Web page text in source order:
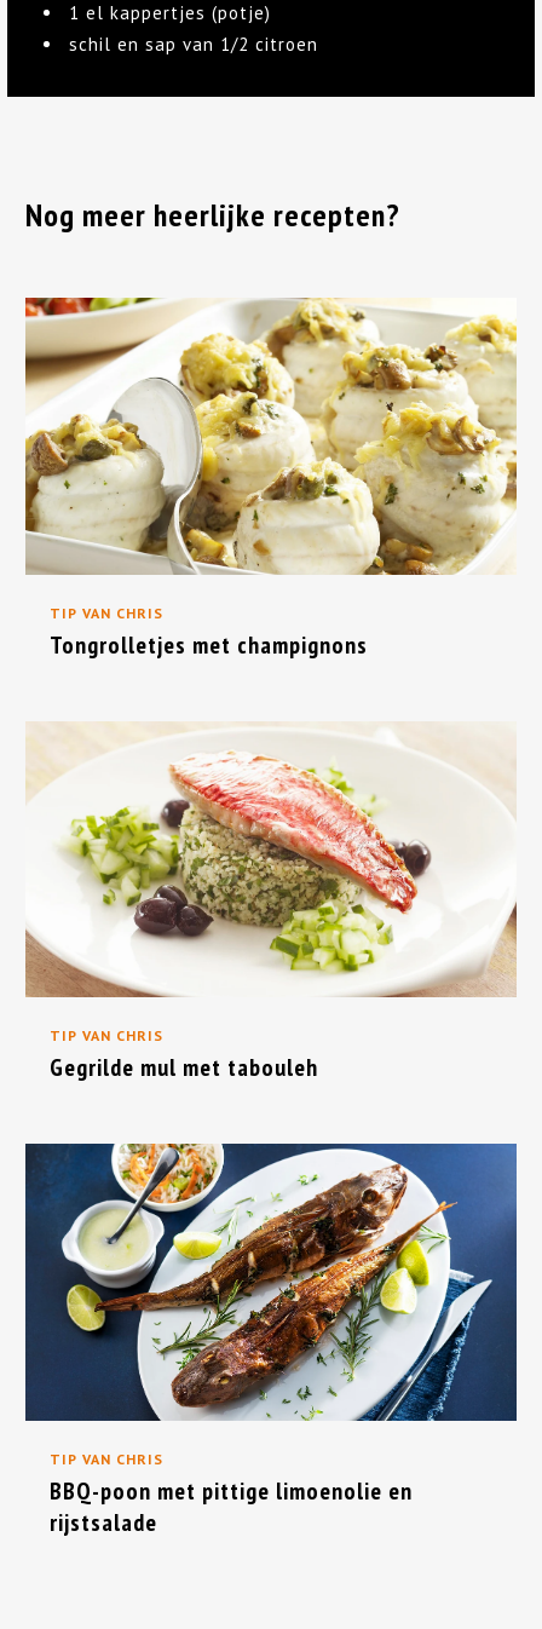
1 el kappertjes (potje)
schil en sap van 1/2 citroen
Nog meer heerlijke recepten?
TIP VAN CHRIS
Tongrolletjes met champignons
TIP VAN CHRIS
Gegrilde mul met tabouleh
TIP VAN CHRIS
BBQ-poon met pittige limoenolie en
rijstsalade